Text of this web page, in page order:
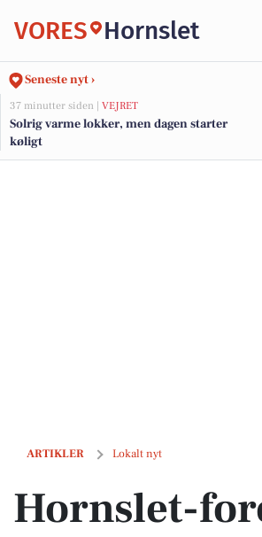
VORES Hornslet
Seneste nyt ›
37 minutter siden | VEJRET
Solrig varme lokker, men dagen starter
køligt
ARTIKLER Lokalt nyt
Hornslet-forening står bag
Hornslet-